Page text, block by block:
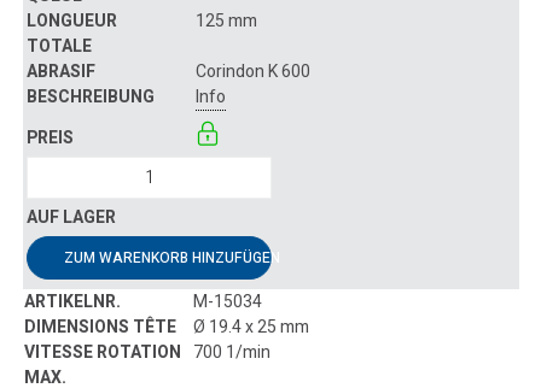
125 mm
Corindon K 600
Info
ZUM WARENKORB HINZUFÜGEN
M-15034
Ø 19.4 x 25 mm
700 1/min